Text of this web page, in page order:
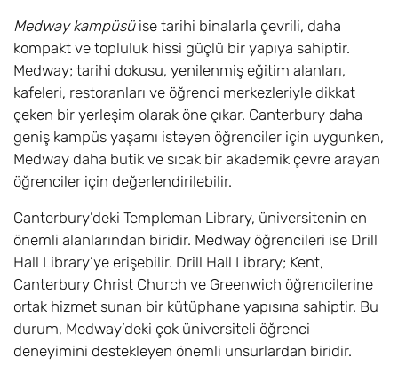
Bilimleri (Robotik)
/ Computer
Science
(Robotics) BSc
(Hons)
Bilgisayar
Bilimleri (Video
Oyunları) /
Science (Video
Games) BSc
(Hons)
6 Eylül £0
Kriminoloji ve
Ceza Adaleti /
Criminology and
Criminal Justice
6 Eylül £19.300
Medway kampüsüise tarihi binalarla çevrili, daha
kompakt ve topluluk hissi güçlü bir yapıya sahiptir.
Medway; tarihi dokusu, yenilenmiş eğitim alanları,
kafeleri, restoranları ve öğrenci merkezleriyle dikkat
çeken bir yerleşim olarak öne çıkar. Canterbury daha
geniş kampüs yaşamı isteyen öğrenciler için uygunken,
Medway daha butik ve sıcak bir akademik çevre arayan
öğrenciler için değerlendirilebilir.
Canterbury’deki Templeman Library, üniversitenin en
önemli alanlarından biridir. Medway öğrencileri ise Drill
Hall Library’ye erişebilir. Drill Hall Library; Kent,
Canterbury Christ Church ve Greenwich öğrencilerine
ortak hizmet sunan bir kütüphane yapısına sahiptir. Bu
durum, Medway’deki çok üniversiteli öğrenci
deneyimini destekleyen önemli unsurlardan biridir.